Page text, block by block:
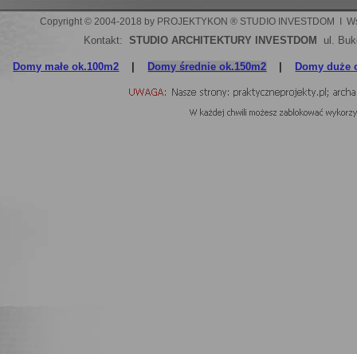
Copyright © 2004-2018 by PROJEKTYKON ® STUDIO INVESTDOM  I
Kontakt: STUDIO ARCHITEKTURY INVESTDOM ul.
Domy małe ok.100m2 Domy średnie ok.150m2 Domy duże